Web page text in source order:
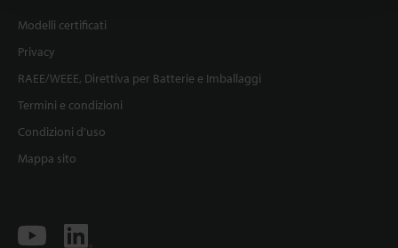
Modelli certificati
Privacy
RAEE/WEEE, Direttiva per Batterie e Imballaggi
Termini e condizioni
Condizioni d'uso
Mappa sito